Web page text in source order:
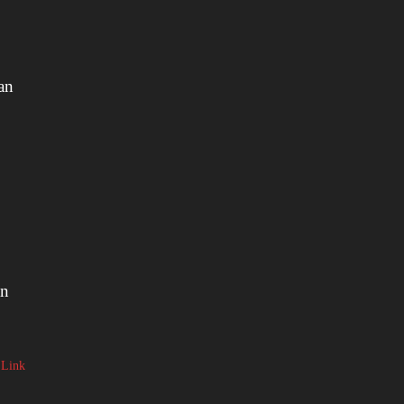
Link